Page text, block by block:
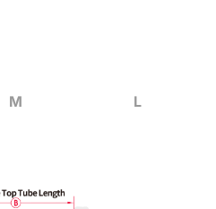
M L